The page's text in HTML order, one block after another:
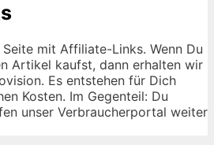
mit Affiliate-Links. Wenn Du
Artikel kaufst, dann erhalten wir
Es entstehen für Dich
Kosten. Im Gegenteil: Du
unser Verbraucherportal weiter